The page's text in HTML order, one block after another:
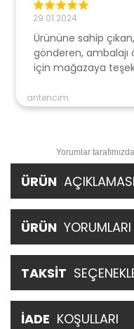
29.01.2024
Ürününe sahip
gönderen, ambalajı
için mağazaya
antencim
Yorumlar
ÜRÜN AÇIKLAMASI
ÜRÜN YORUMLARI
TAKSİT
İADE KOŞULLARI